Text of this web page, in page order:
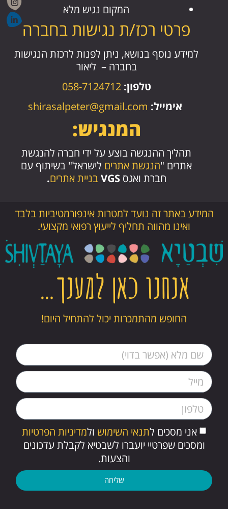
המקום נגיש מלא
פרטי רכז/ת נגישות בחברה
למידע נוסף בנושא, ניתן לפנות לרכזת הנגישות
בחברה – ליאור
טלפון: 058-7124712
אימייל: shirasalpeter@gmail.com
המנגיש:
תהליך ההנגשה בוצע על ידי חברה להנגשת
אתרים "הנגשת אתרים לישראל" בשיתוף עם
חברת ואגסVGS בניית אתרים.
המידע באתר זה נועד למטרות אינפורמטיביות בלבד
ואינו מהווה תחליף לייעוץ רפואי מקצועי.
אנחנו כאן למענך…
החופש מהתמכרות יכול להתחיל היום!
אני מסכים לתנאי השימוש ולמדיניות הפרטיות
ומסכים שפרטיי יועברו לשבטיא לקבלת עדכונים
והצעות.
שליחה